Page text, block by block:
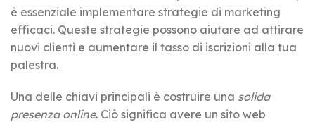
è essenziale implementare strategie di marketing
efficaci. Queste strategie possono aiutare ad attirare
nuovi clienti e aumentare il tasso di iscrizioni alla tua
palestra.
Una delle chiavi principali è costruire una solida
presenza online. Ciò significa avere un sito web